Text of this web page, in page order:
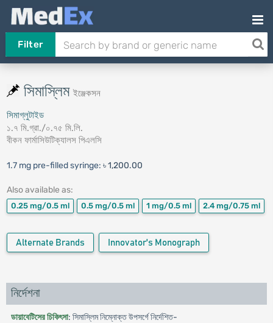
Filter
সিমাস্লিম ইঞ্জেকসন
সিমাগ্লুটাইড
১.৭ মি.গ্রা./০.৭৫ মি.লি.
বীকন ফার্মাসিউটিক্যালস পিএলসি
1.7 mg pre-filled syringe: ৳ 1,200.00
Also available as:
0.25 mg/0.5 ml 0.5 mg/0.5 ml 1 mg/0.5 ml 2.4 mg/0.75 ml
Alternate Brands Innovator's Monograph
নির্দেশনা
ডায়াবেটিসের চিকিৎসা: সিমাস্লিম নিম্নোক্ত উপসর্গে নির্দেশিত-